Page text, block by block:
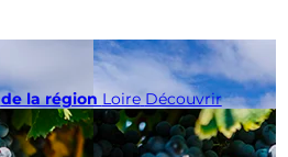
de la région Loire Découvrir